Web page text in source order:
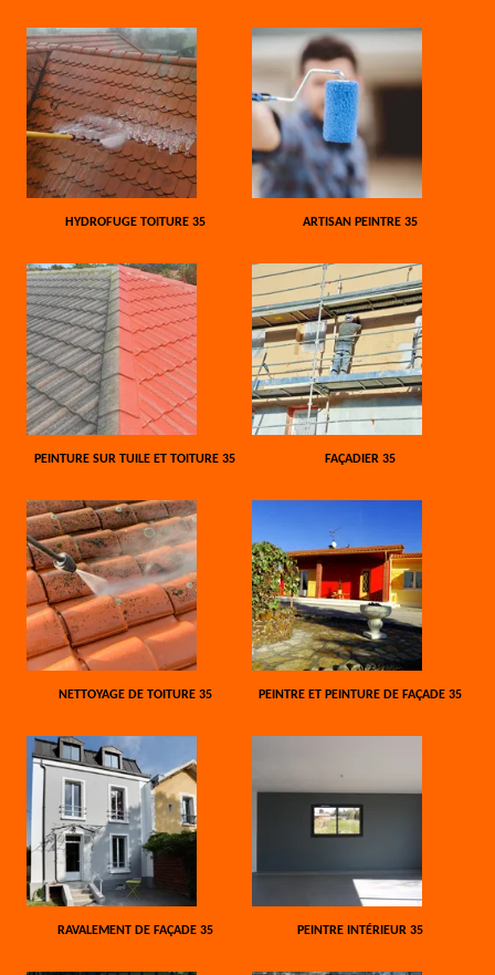
HYDROFUGE TOITURE 35 ARTISAN PEINTRE 35
PEINTURE SUR TUILE ET TOITURE 35 FAÇADIER 35
NETTOYAGE DE TOITURE 35 PEINTRE ET PEINTURE DE FAÇADE 35
RAVALEMENT DE FAÇADE 35 PEINTRE INTÉRIEUR 35